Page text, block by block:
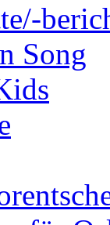
Song